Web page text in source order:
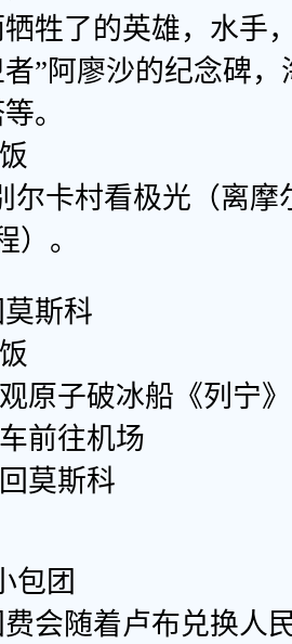
牲了的英雄，水手
”阿廖沙的纪念碑
。
卡村看极光（离摩
）。
斯科
原子破冰船《列宁》
前往机场
莫斯科
包团
会随着卢布兑换人